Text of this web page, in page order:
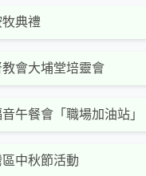
典禮
會大埔堂培靈會
午餐會「職場加油站」
中秋節活動